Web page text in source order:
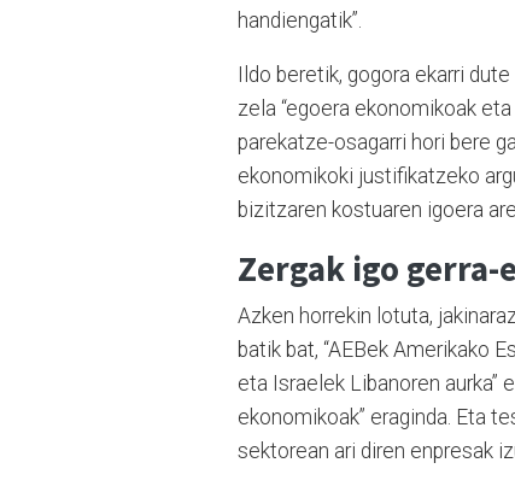
handiengatik”.
Ildo beretik, gogora ekarri
zela “egoera ekonomikoak
parekatze-osagarri hori bere
ekonomikoki justifikatzeko
bizitzaren kostuaren igoera
Zergak igo gerra-
Azken horrekin lotuta,
batik bat, “AEBek Amerikako
eta Israelek Libanoren aurka”
ekonomikoak” eraginda. Eta
sektorean ari diren enpresak